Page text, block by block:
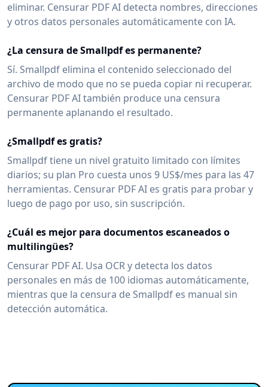
eliminar. Censurar PDF AI detecta nombres, direcciones
y otros datos personales automáticamente con IA.
¿La censura de Smallpdf es permanente?
Sí. Smallpdf elimina el contenido seleccionado del
archivo de modo que no se pueda copiar ni recuperar.
Censurar PDF AI también produce una censura
permanente aplanando el resultado.
¿Smallpdf es gratis?
Smallpdf tiene un nivel gratuito limitado con límites
diarios; su plan Pro cuesta unos 9 US$/mes para las 47
herramientas. Censurar PDF AI es gratis para probar y
luego de pago por uso, sin suscripción.
¿Cuál es mejor para documentos escaneados o
multilingües?
Censurar PDF AI. Usa OCR y detecta los datos
personales en más de 100 idiomas automáticamente,
mientras que la censura de Smallpdf es manual sin
detección automática.